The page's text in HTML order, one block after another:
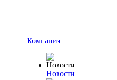
Компания
Новости